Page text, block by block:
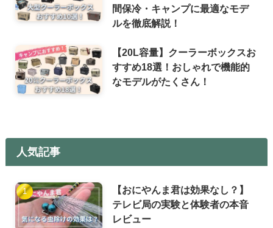
間保冷・キャンプに最適なモデ
ルを徹底解説！
【20L容量】クーラーボックスお
すすめ18選！おしゃれで機能的
なモデルがたくさん！
人気記事
【おにやんま君は効果なし？】
テレビ局の実験と体験者の本音
レビュー